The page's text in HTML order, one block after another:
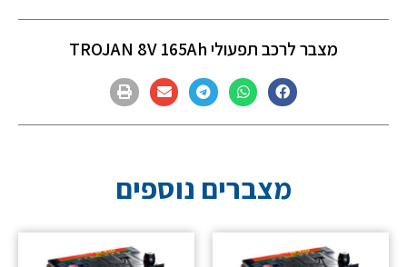
מצבר לרכב תפעולי TROJAN 8V 165Ah
מצברים נוספים